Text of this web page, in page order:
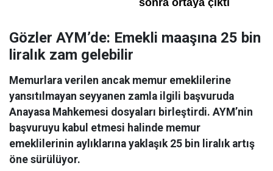
Gözler AYM’de: Emekli maaşına 25 bin
liralık zam gelebilir
Memurlara verilen ancak memur emeklilerine
yansıtılmayan seyyanen zamla ilgili başvuruda
Anayasa Mahkemesi dosyaları birleştirdi. AYM’nin
başvuruyu kabul etmesi halinde memur
emeklilerinin aylıklarına yaklaşık 25 bin liralık artış
öne sürülüyor.